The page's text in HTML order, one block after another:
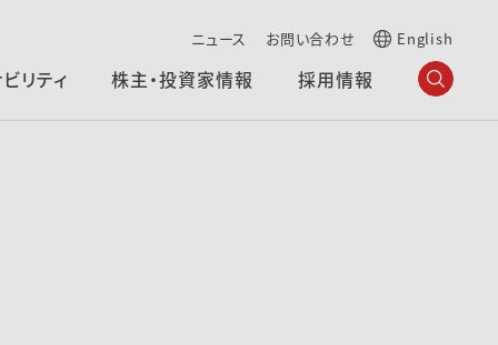
ニュース お問い合わせ English
リティ 株主・投資家情報 採用情報